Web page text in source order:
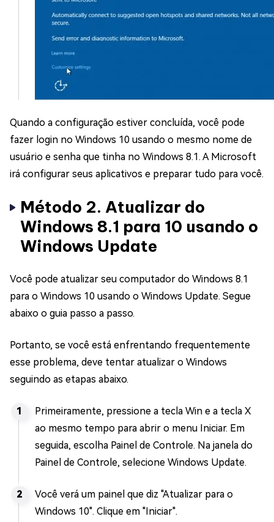
Quando a configuração estiver concluída, você pode
fazer login no Windows 10 usando o mesmo nome de
usuário e senha que tinha no Windows 8.1. A Microsoft
irá configurar seus aplicativos e preparar tudo para você.
Método 2. Atualizar do
Windows 8.1 para 10 usando o
Windows Update
Você pode atualizar seu computador do Windows 8.1
para o Windows 10 usando o Windows Update. Segue
abaixo o guia passo a passo.
Portanto, se você está enfrentando frequentemente
esse problema, deve tentar atualizar o Windows
seguindo as etapas abaixo.
Primeiramente, pressione a tecla Win e a tecla X
ao mesmo tempo para abrir o menu Iniciar. Em
seguida, escolha Painel de Controle. Na janela do
Painel de Controle, selecione Windows Update.
Você verá um painel que diz "Atualizar para o
Windows 10". Clique em "Iniciar".